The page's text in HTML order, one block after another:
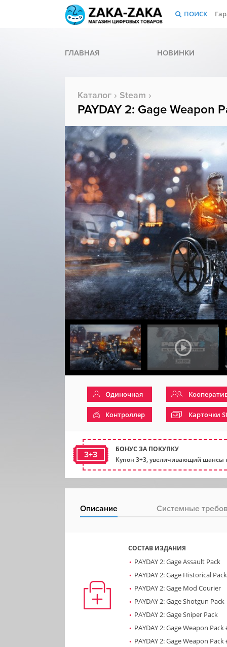
ПОИСК
ГЛАВНАЯ НОВИНКИ
Каталог › Steam ›
PAYDAY 2: Gage Weapon
Одиночная
Контроллер Карточки
3+3
БОНУС ЗА ПОКУПКУ
Купон 3+3, увеличивающий шансы
Описание Системные
СОСТАВ ИЗДАНИЯ
PAYDAY 2: Gage Assault Pack
PAYDAY 2: Gage Historical Pack
PAYDAY 2: Gage Mod Courier
PAYDAY 2: Gage Shotgun Pack
PAYDAY 2: Gage Sniper Pack
PAYDAY 2: Gage Weapon Pack
PAYDAY 2: Gage Weapon Pack